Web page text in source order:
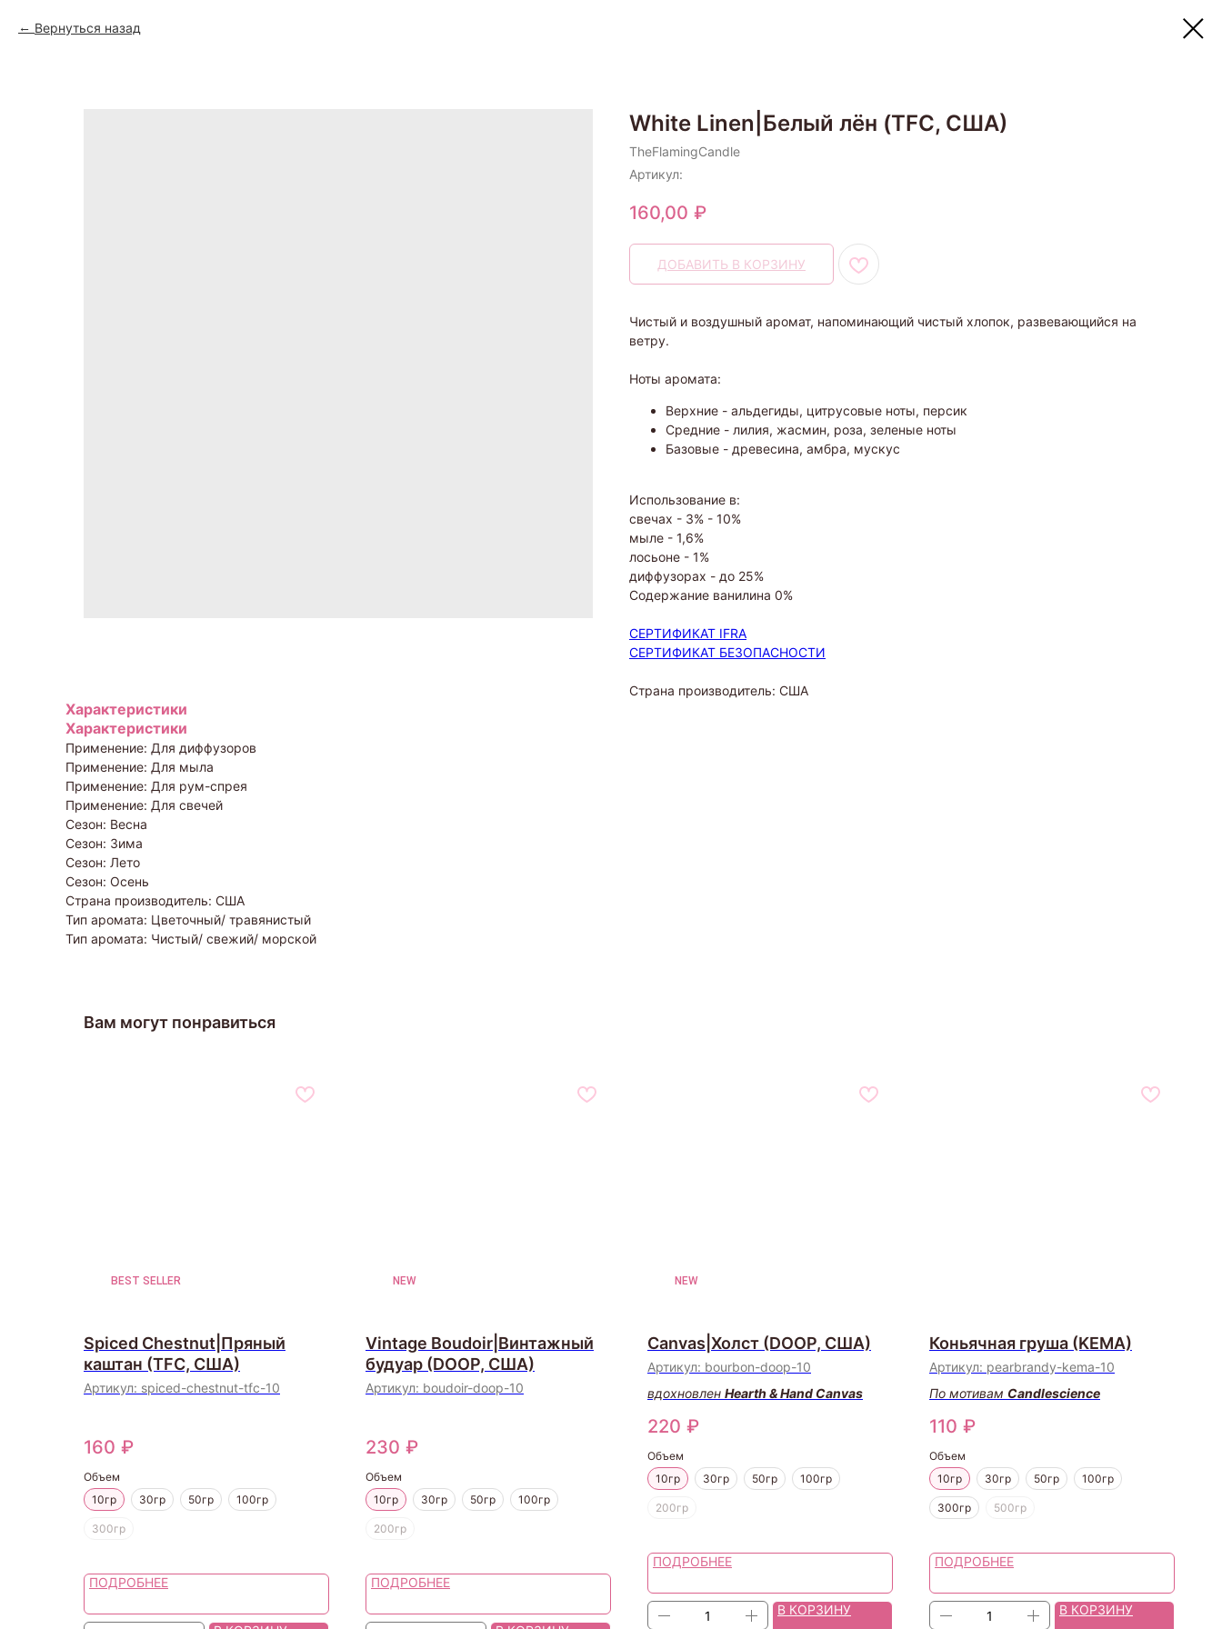
Вернуться назад
White Linen|Белый лён (TFC, США)
TheFlamingCandle
Артикул:
160,00 ₽
ДОБАВИТЬ В КОРЗИНУ
Чистый и воздушный аромат, напоминающий чистый хлопок, развевающийся на
ветру.
Ноты аромата:
Верхние - альдегиды, цитрусовые ноты, персик
Средние - лилия, жасмин, роза, зеленые ноты
Базовые - древесина, амбра, мускус
Использование в:
свечах - 3% - 10%
мыле - 1,6%
лосьоне - 1%
диффузорах - до 25%
Содержание ванилина 0%
СЕРТИФИКАТ IFRA
СЕРТИФИКАТ БЕЗОПАСНОСТИ
Страна производитель: США
Характеристики
Характеристики
Применение: Для диффузоров
Применение: Для мыла
Применение: Для рум-спрея
Применение: Для свечей
Сезон: Весна
Сезон: Зима
Сезон: Лето
Сезон: Осень
Страна производитель: США
Тип аромата: Цветочный/ травянистый
Тип аромата: Чистый/ свежий/ морской
Вам могут понравиться
BEST SELLER
Spiced Chestnut|Пряный
каштан (TFC, США)
Артикул: spiced-chestnut-tfc-10
160 ₽
Объем
10гр
30гр 50гр 100гр
300гр
ПОДРОБНЕЕ
NEW
Vintage Boudoir|Винтажный
будуар (DOOP, США)
Артикул: boudoir-doop-10
230 ₽
Объем
10гр
30гр 50гр 100гр
200гр
ПОДРОБНЕЕ
NEW
Canvas|Холст (DOOP, США)
Артикул: bourbon-doop-10
вдохновлен Hearth & Hand Canvas
220 ₽
Объем
10гр
30гр 50гр 100гр
200гр
ПОДРОБНЕЕ
В КОРЗИНУ
Коньячная груша (KEMA)
Артикул: pearbrandy-kema-10
По мотивам Candlescience
110 ₽
Объем
10гр
30гр 50гр 100гр
300гр 500гр
ПОДРОБНЕЕ
В КОРЗИНУ